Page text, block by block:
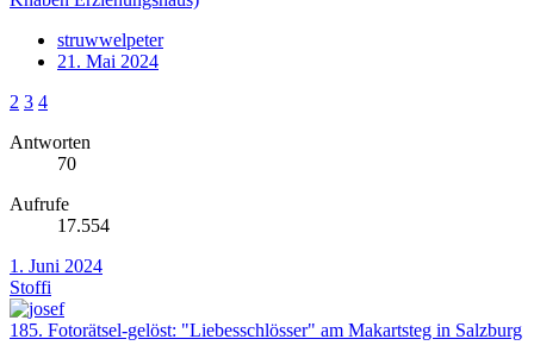
struwwelpeter
21. Mai 2024
2 3 4
Antworten
70
Aufrufe
17.554
1. Juni 2024
Stoffi
185. Fotorätsel-gelöst: "Liebesschlösser" am Makartsteg in Salzburg